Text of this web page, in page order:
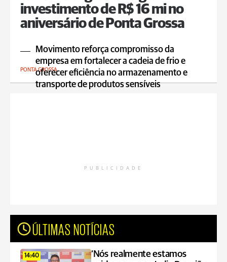
investimento de R$ 16 mi no
aniversário de Ponta Grossa
Movimento reforça compromisso da
empresa em fortalecer a cadeia de frio e
oferecer eficiência no armazenamento e
transporte de produtos sensíveis
PONTA GROSSA
PUBLICIDADE
ÚLTIMAS NOTÍCIAS
14:40
‘Nós realmente estamos